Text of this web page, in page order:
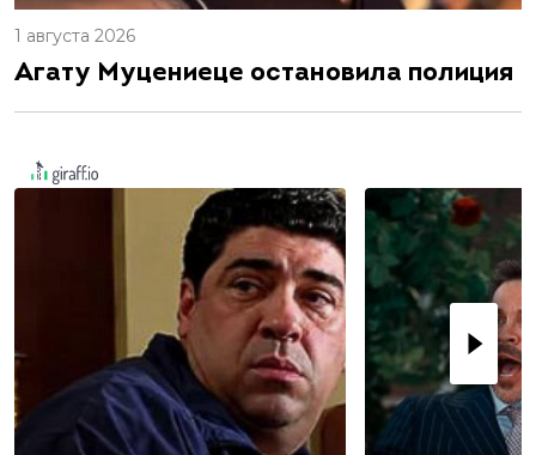
1 августа 2026
Агату Муцениеце остановила полиция